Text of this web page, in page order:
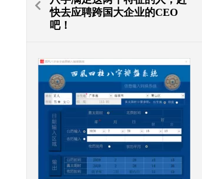
快去应聘跨国大企业的CEO
吧！